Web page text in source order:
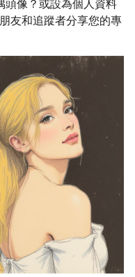
友和追蹤者分享您的專